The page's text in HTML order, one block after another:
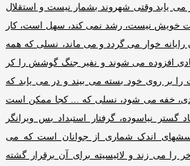
می یابد وقتی شهروند بشمار نیست و استقلال
خویش نیست، رشد نمی کند، سهل است، کار
رایانه خوار می گردد و می ماند، نسلی که همه
افزوده می شوند و نفیر جنگ گوشش را کر
بر روی خود بسته می بیند و در می یابد که
خفه می شود، نسلی که
...کجا ممکن است
گستر نیاسوده، گرفتار استبداد بس ویرانگر
اندک شماری از جوانان است که می
می زند و لائیسیته برای آن برقرار گشته